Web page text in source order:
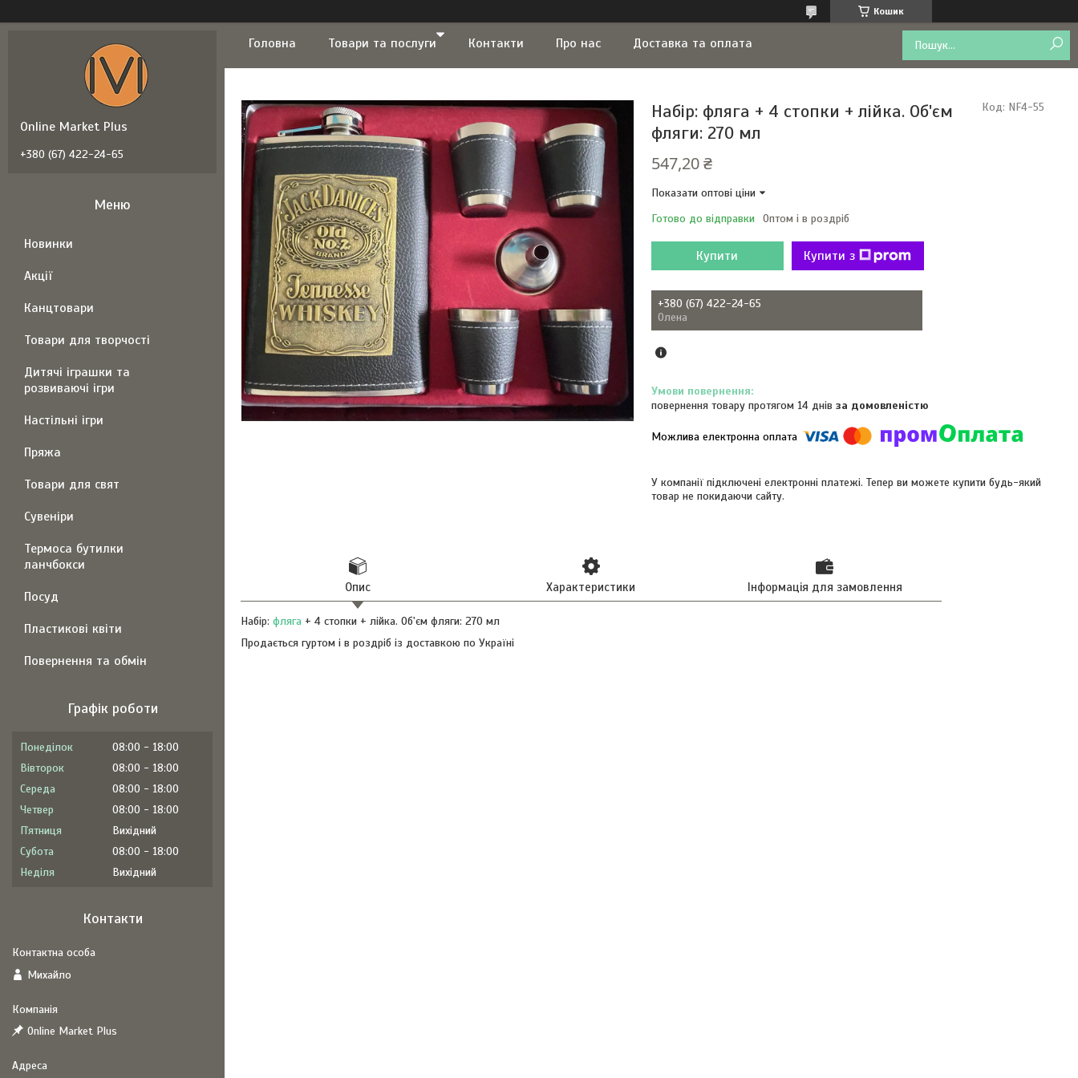
Кошик
Головна Товари та послуги Контакти Про нас Доставка та оплата
Набір: фляга + 4 стопки + лійка. Об'єм
фляги: 270 мл
547,20 ₴
Показати оптові ціни
Готово до відправки
Оптом і в роздріб
Код: NF4-55
Купити Купити з
+380 (67) 422-24-65
Олена
повернення товару протягом 14 днів за домовленістю
У компанії підключені електронні платежі. Тепер ви можете купити будь-який
товар не покидаючи сайту.
Опис Характеристики Інформація для замовлення
Набір: фляга + 4 стопки + лійка. Об'єм фляги: 270 мл
Продається гуртом і в роздріб із доставкою по Україні
Online Market Plus
+380 (67) 422-24-65
Новинки
Акції
Канцтовари
Товари для творчості
Дитячі іграшки та
розвиваючі ігри
Настільні ігри
Пряжа
Товари для свят
Сувеніри
Термоса бутилки
ланчбокси
Посуд
Пластикові квіти
Повернення та обмін
Графік роботи
Понеділок 08:00
18:00
Вівторок
08:00
18:00
Середа
08:00
18:00
Четвер
08:00
18:00
Пʼятниця
Вихідний
Субота
08:00
18:00
Неділя
Вихідний
Контакти
Михайло
Online Market Plus